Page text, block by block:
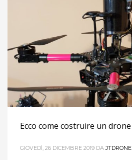
Ecco come costruire un drone
GIOVEDÌ, 26 DICEMBRE 2019 DAJTDRONE